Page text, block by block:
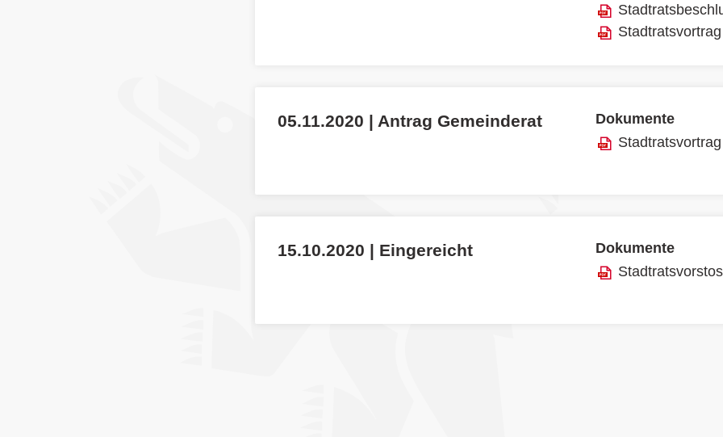
Stadtratsvortrag
05.11.2020 | Antrag Gemeinderat
Dokumente
Stadtratsvortrag
15.10.2020 | Eingereicht
Dokumente